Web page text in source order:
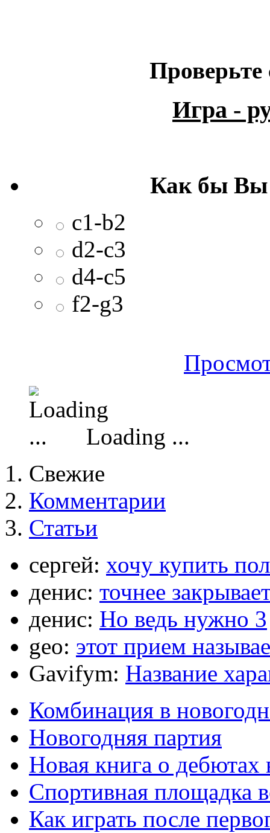
Проверьте
Игра -
Как бы Вы
c1-b2
d2-c3
d4-c5
f2-g3
Loading ...
Свежие
Комментарии
Статьи
сергей: хочу купить
денис: точнее
денис: Но ведь нужно 3
geo: этот прием
Gavifym: Название
Комбинация в
Новогодняя партия
Новая книга о
Спортивная площадка
Как играть после